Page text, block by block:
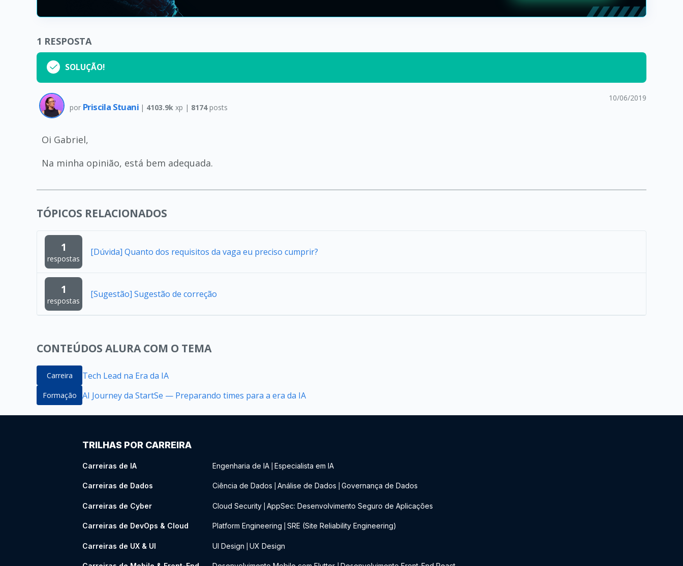
1 RESPOSTA
SOLUÇÃO!
por Priscila Stuani | 4103.9k xp | 8174posts
10/06/2019
Oi Gabriel,
Na minha opinião, está bem adequada.
TÓPICOS RELACIONADOS
1
respostas
[Dúvida] Quanto dos requisitos da vaga eu preciso cumprir?
1
respostas
[Sugestão] Sugestão de correção
CONTEÚDOS ALURA COM O TEMA
Carreira Tech Lead na Era da IA
Formação AI Journey da StartSe — Preparando times para a era da IA
TRILHAS POR CARREIRA
Carreiras de IA Engenharia de IA Especialista em IA
Carreiras de Dados Ciência de Dados Análise de Dados Governança de Dados
Carreiras de Cyber Cloud Security AppSec: Desenvolvimento Seguro de Aplicações
Carreiras de DevOps & Cloud Platform Engineering SRE (Site Reliability Engineering)
Carreiras de UX & UI UI Design UX Design